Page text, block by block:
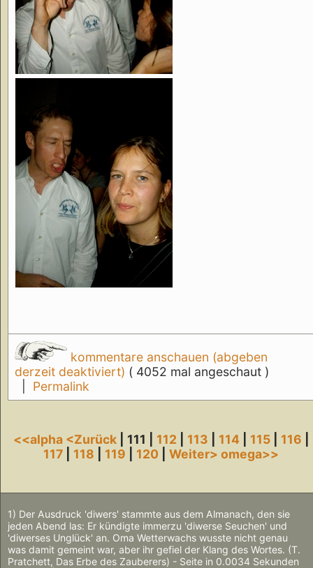
kommentare anschauen (abgeben
derzeit deaktiviert) ( 4052 mal angeschaut )
Permalink
<<alpha <Zurück | 111 | 112 113 114 115| 116
117
118 119 120 |Weiter>omega>>
1) Der Ausdruck 'diwers' stammte aus dem Almanach, den sie
jeden Abend las: Er kündigte immerzu 'diwerse Seuchen' und
'diwerses Unglück' an. Oma Wetterwachs wusste nicht genau
was damit gemeint war, aber ihr gefiel der Klang des Wortes. (T.
Pratchett, Das Erbe des Zauberers) - Seite in 0.0034 Sekunden